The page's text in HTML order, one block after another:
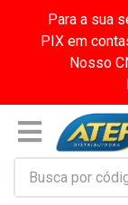
Para a sua
PIX em
Nosso